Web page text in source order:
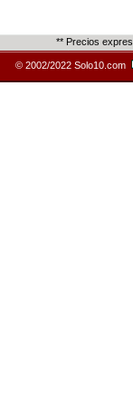
** Precios
© 2002/2022 Solo10.com